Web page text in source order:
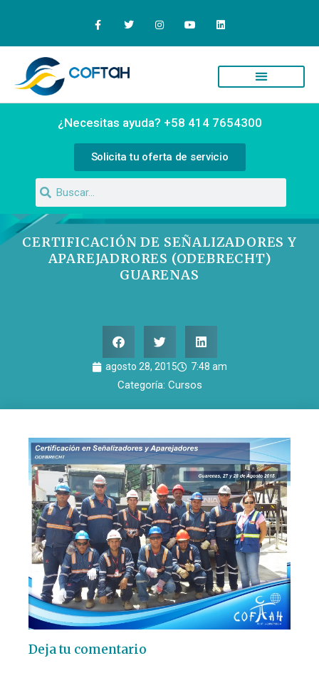
¿Necesitas ayuda? +58 414 7654300
Solicita tu oferta de servicio
CERTIFICACIÓN DE SEÑALIZADORES Y
APAREJADRORES (ODEBRECHT)
GUARENAS
agosto 28, 2015 7:48 am
Categoría: Cursos
Deja tu comentario